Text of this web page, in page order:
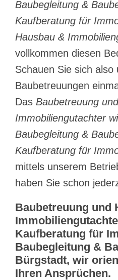
Baubegleitung &
Kaufberatung für
Hausbau &
vollkommen diesen
Schauen Sie sich also
Baubetreuungen
Das Baubetreuung
Immobiliengutachter
Baubegleitung &
Kaufberatung für
mittels unserem
haben Sie schon
Baubetreuung und
Kaufberatung für
Baubegleitung &
Bürgstadt, wir
Ihren Ansprüchen.